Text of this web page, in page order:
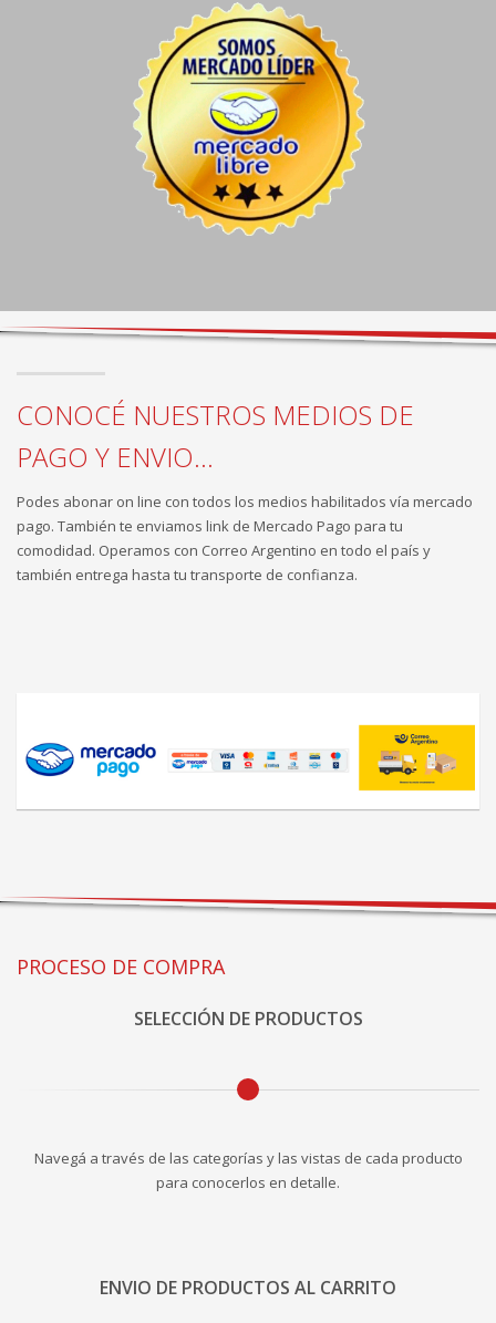
CONOCÉ NUESTROS MEDIOS DE
PAGO Y ENVIO...
Podes abonar on line con todos los medios habilitados vía mercado
pago. También te enviamos link de Mercado Pago para tu
comodidad. Operamos con Correo Argentino en todo el país y
también entrega hasta tu transporte de confianza.
PROCESO DE COMPRA
SELECCIÓN DE PRODUCTOS
Navegá a través de las categorías y las vistas de cada producto
para conocerlos en detalle.
ENVIO DE PRODUCTOS AL CARRITO